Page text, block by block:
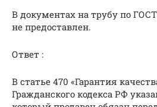
В документах на трубу по
не предоставлен.
Ответ :
В статье 470 «Гарантия
Гражданского кодекса РФ